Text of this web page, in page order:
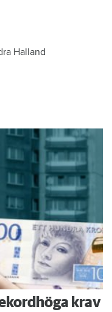
Halland
krav